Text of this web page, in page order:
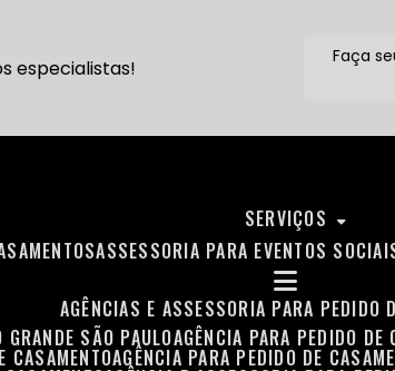
especialistas!
Faça
SERVIÇOS
ASSESSORIA PARA EVENTOS
AGÊNCIAS E ASSESSORIA PARA PEDIDO
GRANDE SÃO PAULO AGÊNCIA PARA PEDIDO
CASAMENTO AGÊNCIA PARA PEDIDO DE